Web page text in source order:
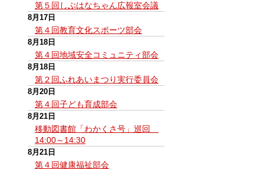
第５回しぶはなちゃん広報室会議
8月17日
第４回教育文化スポーツ部会
8月18日
第４回地域安全コミュニティ部会
8月18日
第２回ふれあいまつり実行委員会
8月20日
第４回子ども育成部会
8月21日
移動図書館「わかくさ号」巡回
14:00～14:30
8月21日
第４回健康福祉部会